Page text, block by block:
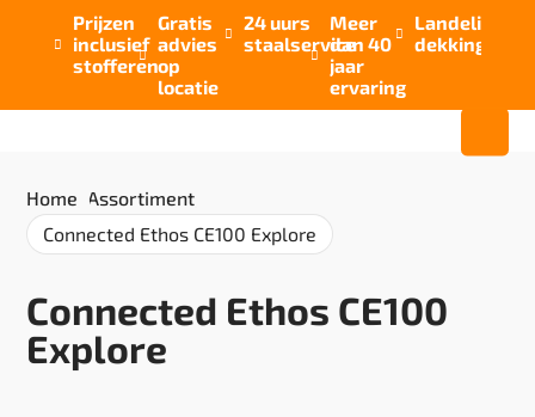

Prijzen
inclusief
stofferen

Gratis
advies
op
locatie

24 uurs
staalservice

Meer
dan 40
jaar
ervaring

Landelijke
dekking
Home Assortiment
Connected Ethos CE100 Explore
Connected Ethos CE100
Explore